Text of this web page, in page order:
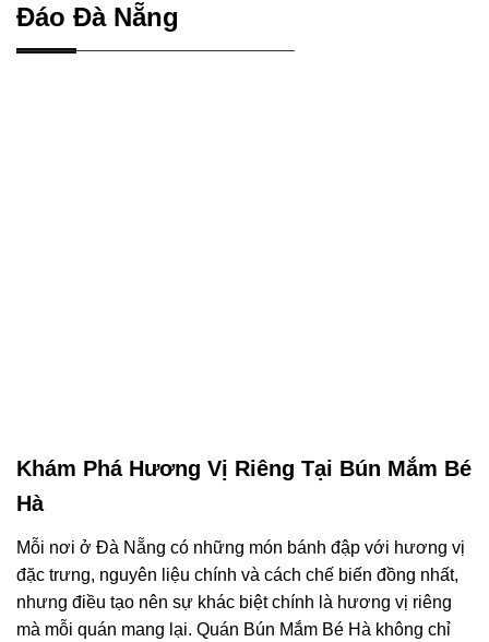
Đáo Đà Nẵng
Khám Phá Hương Vị Riêng Tại Bún Mắm Bé
Hà
Mỗi nơi ở Đà Nẵng có những món bánh đập với hương vị
đặc trưng, nguyên liệu chính và cách chế biến đồng nhất,
nhưng điều tạo nên sự khác biệt chính là hương vị riêng
mà mỗi quán mang lại. Quán Bún Mắm Bé Hà không chỉ